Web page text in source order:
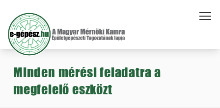
Minden mérési feladatra a
megfelelő eszközt